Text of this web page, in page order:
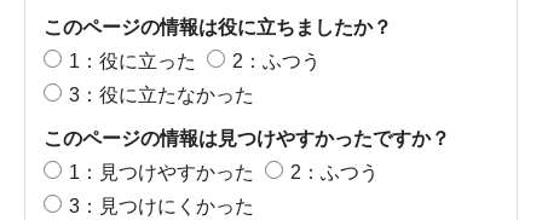
このページの情報は役に立ちましたか？
1：役に立った
2：ふつう
3：役に立たなかった
このページの情報は見つけやすかったですか？
1：見つけやすかった
2：ふつう
3：見つけにくかった